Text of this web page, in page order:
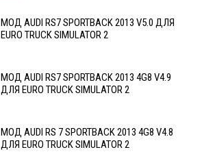
МОД AUDI RS7 SPORTBACK 2013 V5.0 ДЛЯ
EURO TRUCK SIMULATOR 2
МОД AUDI RS7 SPORTBACK 2013 4G8 V4.9
ДЛЯ EURO TRUCK SIMULATOR 2
МОД AUDI RS 7 SPORTBACK 2013 4G8 V4.8
ДЛЯ EURO TRUCK SIMULATOR 2